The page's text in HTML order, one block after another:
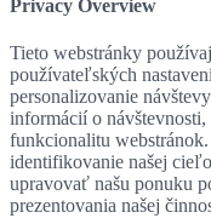
Privacy Overview
Tieto webstránky
používateľských
personalizovanie
informácií o
funkcionalitu
identifikovanie našej
upravovať našu ponuku
prezentovania našej